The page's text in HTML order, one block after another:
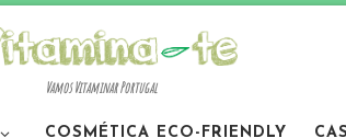
Vamos Vitaminar Portugal
COSMÉTICA ECO-FRIENDLY